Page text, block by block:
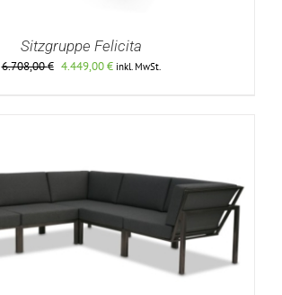
Sitzgruppe Felicita
6.708,00€ Ursprünglicher
4.449,00€Aktueller
inkl. MwSt.